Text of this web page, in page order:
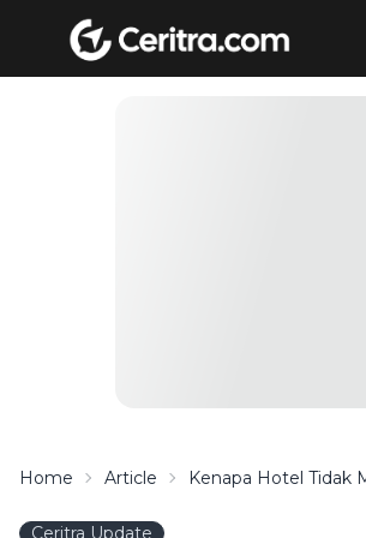
Home Article Kenapa Hotel Tidak
Ceritra Update